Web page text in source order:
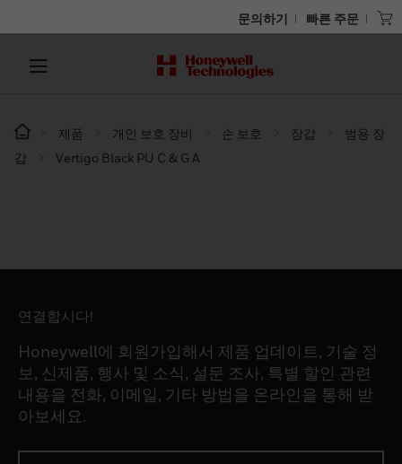
문의하기 빠른 주문
제품 개인 보호 장비 손 보호 장갑
범용 장
갑
Vertigo Black PU C & G A
연결합시다!
Honeywell에 회원가입해서 제품 업데이트, 기술 정
보, 신제품, 행사 및 소식, 설문 조사, 특별 할인 관련
내용을 전화, 이메일, 기타 방법을 온라인을 통해 받
아보세요.